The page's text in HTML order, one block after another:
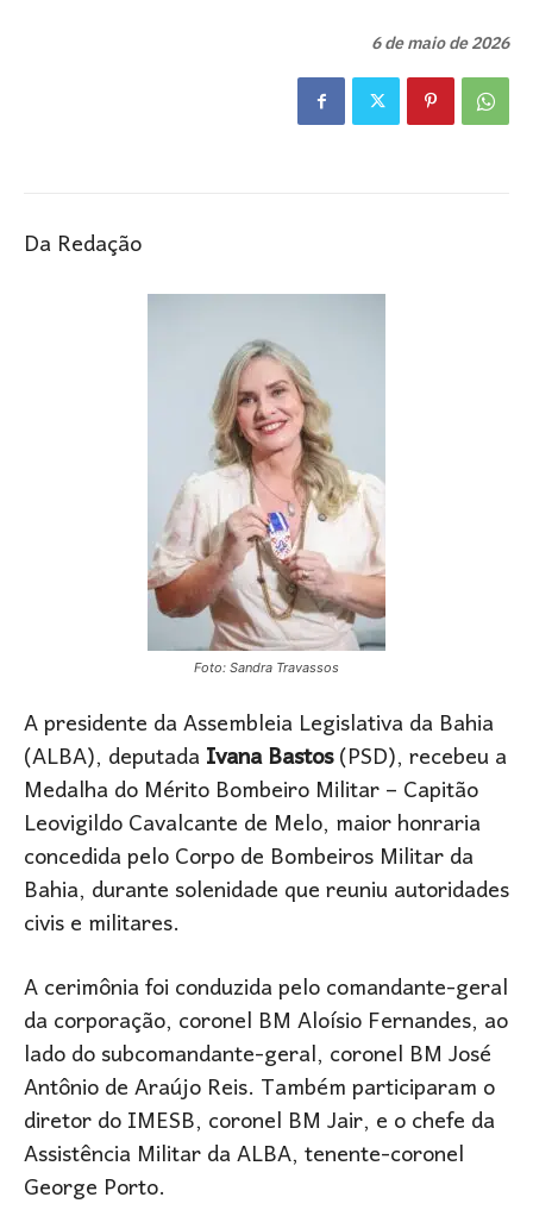
6 de maio de 2026
Da Redação
Foto: Sandra Travassos
A presidente da Assembleia Legislativa da Bahia
(ALBA), deputadaIvana Bastos(PSD), recebeu a
Medalha do Mérito Bombeiro Militar – Capitão
Leovigildo Cavalcante de Melo, maior honraria
concedida pelo Corpo de Bombeiros Militar da
Bahia, durante solenidade que reuniu autoridades
civis e militares.
A cerimônia foi conduzida pelo comandante-geral
da corporação, coronel BM Aloísio Fernandes, ao
lado do subcomandante-geral, coronel BM José
Antônio de Araújo Reis. Também participaram o
diretor do IMESB, coronel BM Jair, e o chefe da
Assistência Militar da ALBA, tenente-coronel
George Porto.